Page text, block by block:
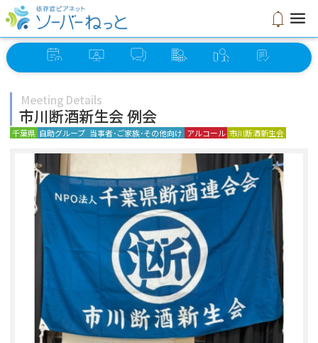
notifications menu
イベント オンライン ソーバー グループ ミーティング セルフ
Meeting Details
市川断酒新生会 例会
千葉県 自助グループ 当事者･ご家族･その他向け アルコール 市川断酒新生会